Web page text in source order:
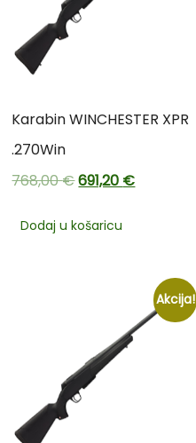
Karabin WINCHESTER XPR
.270Win
768,00€691,20 €
Dodaj u košaricu
Akcija!